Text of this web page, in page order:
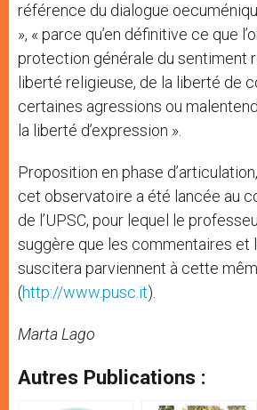
référence du dialogue
», « parce qu’en définitive ce que
protection générale du sentiment
liberté religieuse, de la liberté de
certaines agressions ou
la liberté d’expression ».
Proposition en phase
cet observatoire a été lancée au
de l’UPSC, pour lequel le
suggère que les commentaires et
suscitera parviennent à cette
(http://www.pusc.it).
Marta Lago
Autres Publications :